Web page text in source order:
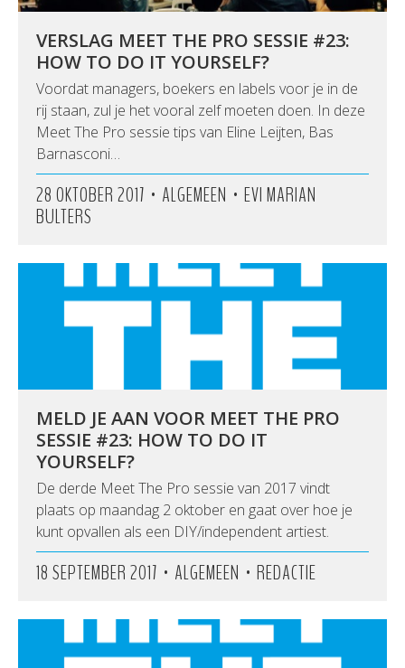
VERSLAG MEET THE PRO SESSIE #23:
HOW TO DO IT YOURSELF?
Voordat managers, boekers en labels voor je in de
rij staan, zul je het vooral zelf moeten doen. In deze
Meet The Pro sessie tips van Eline Leijten, Bas
Barnasconi…
28 OKTOBER 2017 • ALGEMEEN • EVI MARIAN
BULTERS
MELD JE AAN VOOR MEET THE PRO
SESSIE #23: HOW TO DO IT
YOURSELF?
De derde Meet The Pro sessie van 2017 vindt
plaats op maandag 2 oktober en gaat over hoe je
kunt opvallen als een DIY/independent artiest.
18 SEPTEMBER 2017 • ALGEMEEN • REDACTIE